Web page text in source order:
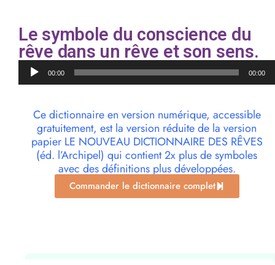
Le symbole du conscience du
rêve dans un rêve et son sens.
Lecteur
audio00:00 00:00
Ce dictionnaire en version numérique, accessible
gratuitement, est la version réduite de la version
papier LE NOUVEAU DICTIONNAIRE DES RÊVES
(éd. l’Archipel) qui contient 2x plus de symboles
avec des définitions plus développées.
Commander le dictionnaire complet